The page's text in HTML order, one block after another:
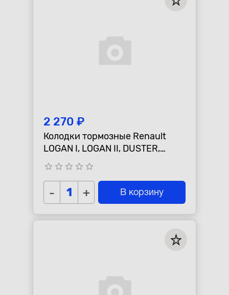
2 270 ₽
Колодки тормозные Renault
LOGAN I, LOGAN II, DUSTER,
ЛАДА LARGUS задние
барабанные
star_border star_border star_border star_border star_border
- + В корзину